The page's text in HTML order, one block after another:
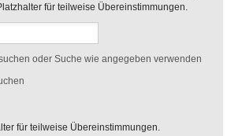
für teilweise Übereinstimmungen.
oder Suche wie angegeben verwenden
für teilweise Übereinstimmungen.